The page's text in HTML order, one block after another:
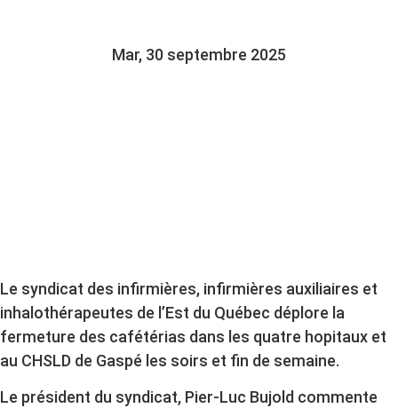
Mar, 30 septembre 2025
Le syndicat des infirmières, infirmières auxiliaires et
inhalothérapeutes de l’Est du Québec déplore la
fermeture des cafétérias dans les quatre hopitaux et
au CHSLD de Gaspé les soirs et fin de semaine.
Le président du syndicat, Pier-Luc Bujold commente